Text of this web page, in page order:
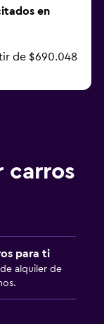
en
de $690.048
carros
para ti
alquiler de